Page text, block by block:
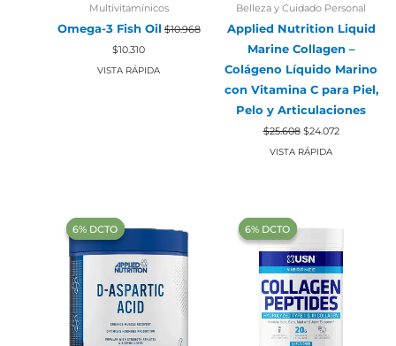
Multivitamínicos
Omega-3 Fish Oil $10.968
El
precio
original
$10.310
actual
VISTA RÁPIDA
Belleza y Cuidado Personal
Applied Nutrition Liquid
Marine Collagen –
Colágeno Líquido Marino
con Vitamina C para Piel,
Pelo y Articulaciones
$25.608 El
precio
original
$24.072El
precio
VISTA RÁPIDA
‍6% DCTO‍‍
‍6% DCTO‍‍ ‍6% DCTO‍‍
‍6% DCTO‍‍